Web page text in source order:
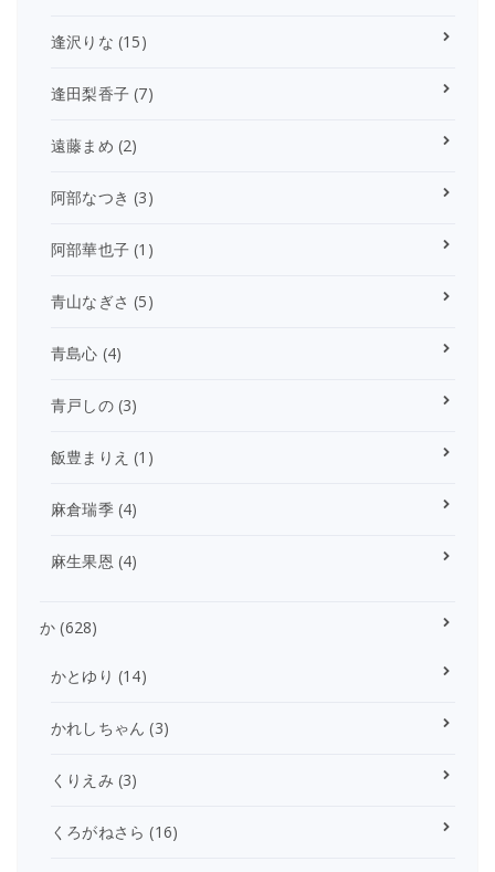
逢沢りな (15)
逢田梨香子 (7)
遠藤まめ (2)
阿部なつき (3)
阿部華也子 (1)
青山なぎさ (5)
青島心 (4)
青戸しの(3)
飯豊まりえ (1)
麻倉瑞季(4)
麻生果恩 (4)
か (628)
かとゆり (14)
かれしちゃん (3)
くりえみ (3)
くろがねさら (16)